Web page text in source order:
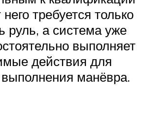
требуется только
руль, а система уже
выполняет
действия для
манёвра.